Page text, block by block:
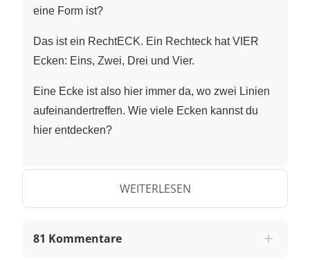
eine Form ist?
Das ist ein RechtECK. Ein Rechteck hat VIER
Ecken: Eins, Zwei, Drei und Vier.
Eine Ecke ist also hier immer da, wo zwei Linien
aufeinandertreffen. Wie viele Ecken kannst du
hier entdecken?
da die Ecken?
WEITERLESEN
81 Kommentare